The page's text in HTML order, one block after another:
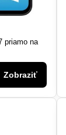
priamo na
Zobraziť